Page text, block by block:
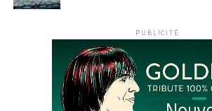
donnent envie d’y aller le matin. Un
soleil. Là bas on avait tout ça. Edith a
le bon lieu au bon moment.
Il y a aussi une chanson où tu es
classe de CE2. C’est vraiment
rencontre, parce que tu as cherché
PUBLICITÉ